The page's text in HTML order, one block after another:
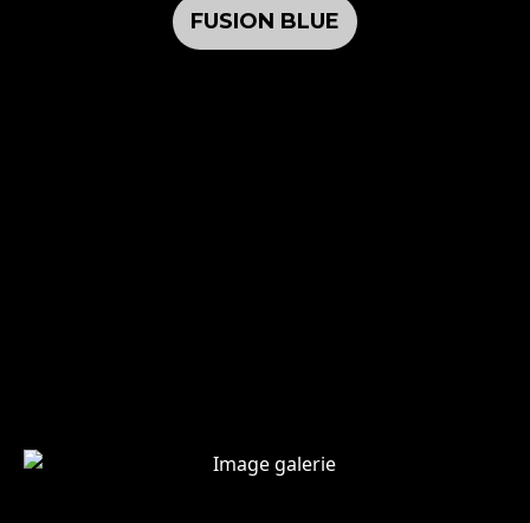
FUSION BLUE